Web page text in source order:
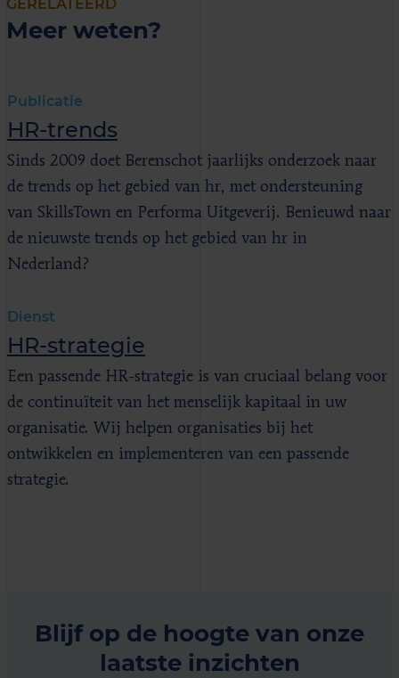
GERELATEERD
Meer weten?
Publicatie
HR-trends
Sinds 2009 doet Berenschot jaarlijks onderzoek naar
de trends op het gebied van hr, met ondersteuning
van SkillsTown en Performa Uitgeverij. Benieuwd naar
de nieuwste trends op het gebied van hr in
Nederland?
Dienst
HR-strategie
Een passende HR-strategie is van cruciaal belang voor
de continuïteit van het menselijk kapitaal in uw
organisatie. Wij helpen organisaties bij het
ontwikkelen en implementeren van een passende
strategie.
Blijf op de hoogte van onze
laatste inzichten